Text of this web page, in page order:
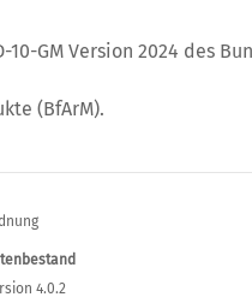
GM Version 2024 des
(BfArM).
4.0.2